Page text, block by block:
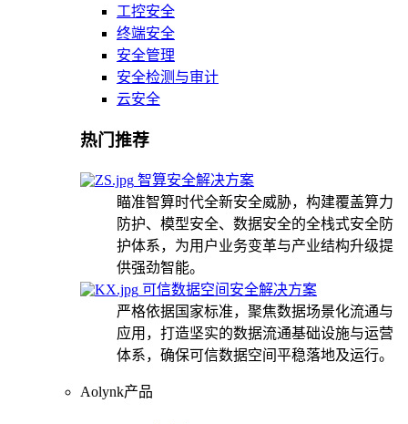
工控安全
终端安全
安全管理
安全检测与审计
云安全
热门推荐
智算安全解决方案
瞄准智算时代全新安全威胁，构建覆盖算力
防护、模型安全、数据安全的全栈式安全防
护体系，为用户业务变革与产业结构升级提
供强劲智能。
可信数据空间安全解决方案
严格依据国家标准，聚焦数据场景化流通与
应用，打造坚实的数据流通基础设施与运营
体系，确保可信数据空间平稳落地及运行。
Aolynk产品